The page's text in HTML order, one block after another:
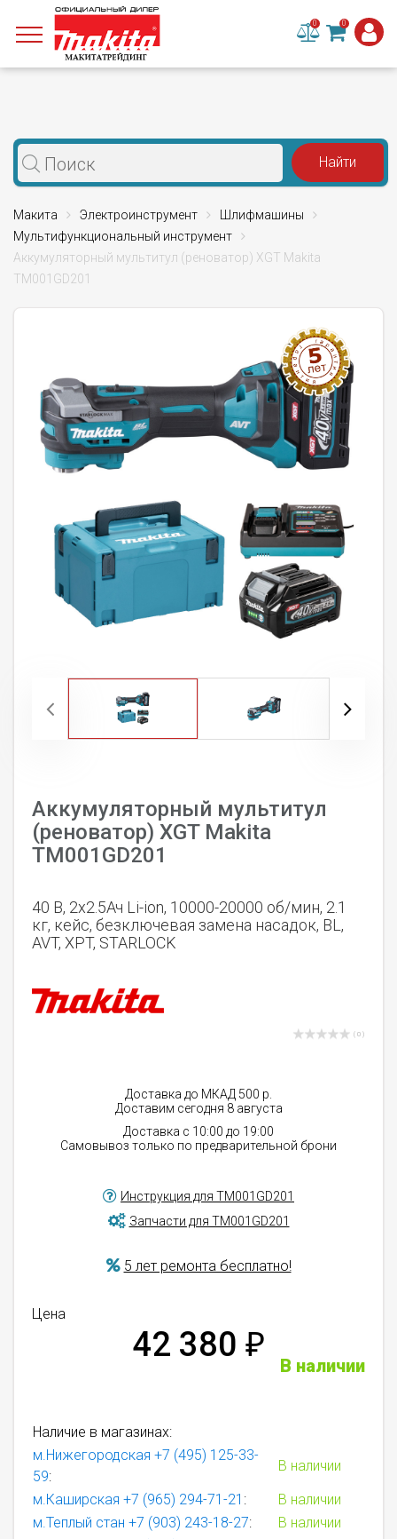
0 0
Макита Электроинструмент
Шлифмашины
Мультифункциональный инструмент
Аккумуляторный мультитул (реноватор) XGT Makita
TM001GD201
Аккумуляторный мультитул
(реноватор) XGT Makita
TM001GD201
40 В, 2х2.5Ач Li-ion, 10000-20000 об/мин, 2.1
кг, кейс, безключевая замена насадок, BL,
AVT, XPT, STARLOCK
( 0 )
Доставка до МКАД 500 р.
Доставим сегодня 8 августа
Доставка с 10:00 до 19:00
Самовывоз только по предварительной брони
Инструкция для TM001GD201
Запчасти для TM001GD201
5 лет ремонта бесплатно!
Цена
42 380 ₽
В наличии
Наличие в магазинах:
м.Нижегородская +7 (495) 125-33-
59:
В наличии
м.Каширская +7 (965) 294-71-21 :
В наличии
м.Теплый стан +7 (903) 243-18-27:
В наличии